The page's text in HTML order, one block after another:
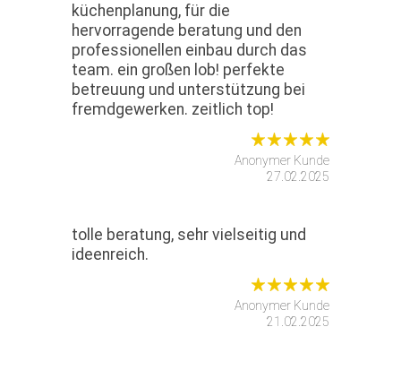
küchenplanung, für die
hervorragende beratung und den
professionellen einbau durch das
team. ein großen lob! perfekte
betreuung und unterstützung bei
fremdgewerken. zeitlich top!
Anonymer Kunde
27.02.2025
tolle beratung, sehr vielseitig und
ideenreich.
Anonymer Kunde
21.02.2025